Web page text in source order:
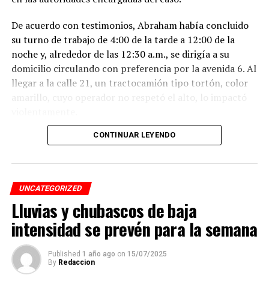
De acuerdo con testimonios, Abraham había concluido
su turno de trabajo de 4:00 de la tarde a 12:00 de la
noche y, alrededor de las 12:30 a.m., se dirigía a su
domicilio circulando con preferencia por la avenida 6. Al
llegar a la calle 21, un tractocamión tipo tortón, color
amarillo, cuyo operador no respetó el alto, lo impactó
El conductor, identificado como Adán “N.”, de
fue interceptado por taxistas y jóvenes del Modelogar
en la avenida 12, entre calles 7 y 9, en la colonia Centro,
cuando se dirigía a descargar mercancía en el mercado
Revolución.
Pese a que el presunto responsable fue detenido,
familiares de la víctima denuncian que la investigación
fue manipulada.
CONTINUAR LEYENDO
UNCATEGORIZED
Lluvias y chubascos de baja
intensidad se prevén para la semana
Published 1 año ago on 15/07/2025
By Redaccion